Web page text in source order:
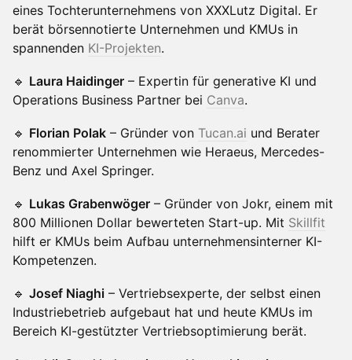
eines Tochterunternehmens von XXXLutz Digital. Er
berät börsennotierte Unternehmen und KMUs in
spannenden KI-Projekten.
🔹 Laura Haidinger – Expertin für generative KI und
Operations Business Partner bei Canva.
🔹 Florian Polak – Gründer von Tucan.ai und Berater
renommierter Unternehmen wie Heraeus, Mercedes-
Benz und Axel Springer.
🔹 Lukas Grabenwöger – Gründer von Jokr, einem mit
800 Millionen Dollar bewerteten Start-up. Mit Skillfit
hilft er KMUs beim Aufbau unternehmensinterner KI-
Kompetenzen.
🔹 Josef Niaghi – Vertriebsexperte, der selbst einen
Industriebetrieb aufgebaut hat und heute KMUs im
Bereich KI-gestützter Vertriebsoptimierung berät.